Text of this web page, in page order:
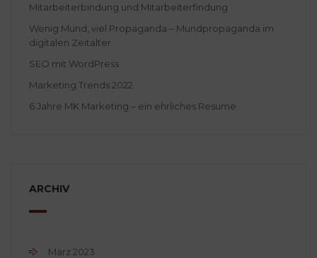
Mitarbeiterbindung und Mitarbeiterfindung
Wenig Mund, viel Propaganda – Mundpropaganda im
digitalen Zeitalter
SEO mit WordPress
Marketing Trends 2022
6 Jahre MK Marketing – ein ehrliches Resume
ARCHIV
März 2023